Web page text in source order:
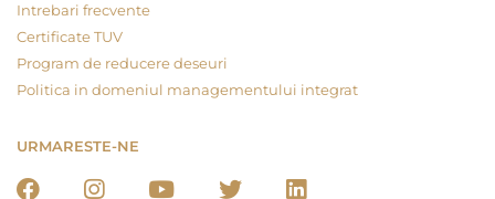
Intrebari frecvente
Certificate TUV
Program de reducere deseuri
Politica in domeniul managementului integrat
URMARESTE-NE